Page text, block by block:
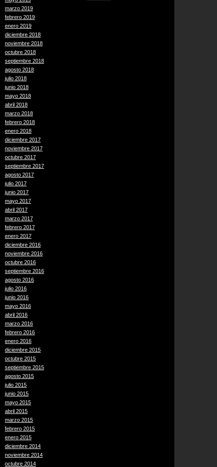
marzo 2019
febrero 2019
enero 2019
diciembre 2018
noviembre 2018
octubre 2018
septiembre 2018
agosto 2018
julio 2018
junio 2018
mayo 2018
abril 2018
marzo 2018
febrero 2018
enero 2018
diciembre 2017
noviembre 2017
octubre 2017
septiembre 2017
agosto 2017
julio 2017
junio 2017
mayo 2017
abril 2017
marzo 2017
febrero 2017
enero 2017
diciembre 2016
noviembre 2016
octubre 2016
septiembre 2016
agosto 2016
julio 2016
junio 2016
mayo 2016
abril 2016
marzo 2016
febrero 2016
enero 2016
diciembre 2015
octubre 2015
septiembre 2015
agosto 2015
julio 2015
junio 2015
mayo 2015
abril 2015
marzo 2015
febrero 2015
enero 2015
diciembre 2014
noviembre 2014
octubre 2014